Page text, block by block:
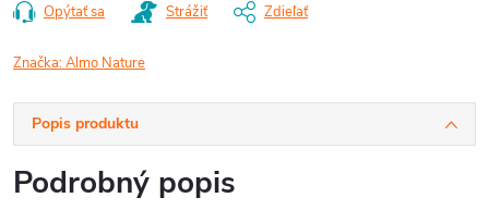
Opýtať sa Strážiť Zdieľať
Značka:Almo Nature
Popis produktu
Podrobný popis